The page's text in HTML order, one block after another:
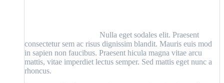
Nulla eget sodales elit. Praesent
consectetur sem ac risus dignissim blandit. Mauris euis mod
in sapien non faucibus. Praesent hicula magna vitae arcu
mattis, vitae imperdiet lectus semper. Sed mattis eget nunc a
rhoncus.